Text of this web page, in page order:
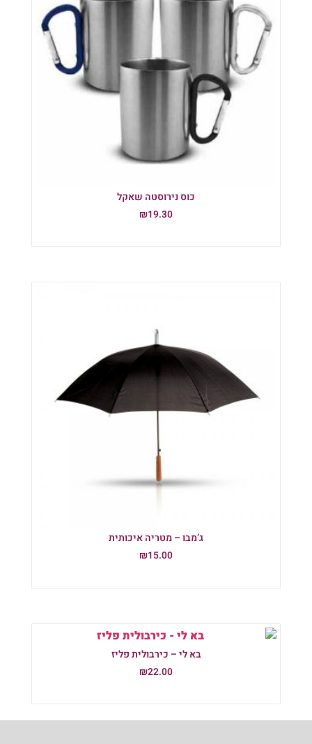
כוס נירוסטה שאקל
₪19.30
ג’מבו – מטריה איכותית
₪15.00
בא לי – כירבולית פליז
₪22.00